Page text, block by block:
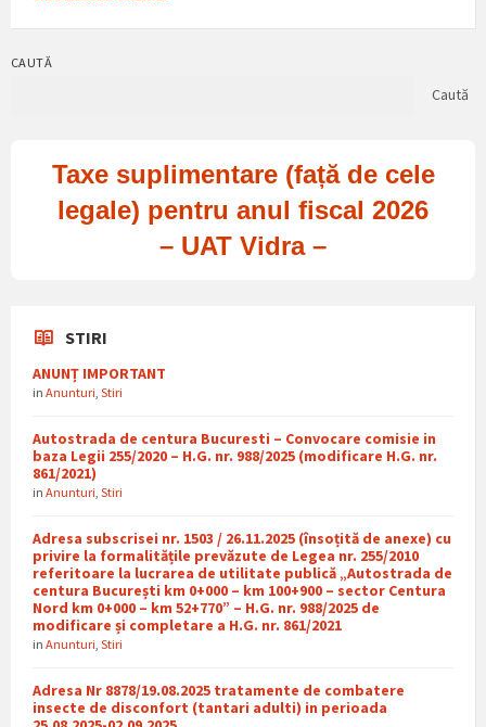
CAUTĂ
Caută
Taxe suplimentare (față de cele
legale) pentru anul fiscal 2026
– UAT Vidra –
STIRI
ANUNȚ IMPORTANT
in Anunturi Stiri
Autostrada de centura Bucuresti – Convocare comisie in
baza Legii 255/2020 – H.G. nr. 988/2025 (modificare H.G. nr.
861/2021)
in Anunturi Stiri
Adresa subscrisei nr. 1503 / 26.11.2025 (însoțită de anexe) cu
privire la formalitățile prevăzute de Legea nr. 255/2010
referitoare la lucrarea de utilitate publică „Autostrada de
centura București km 0+000 – km 100+900 – sector Centura
Nord km 0+000 – km 52+770” – H.G. nr. 988/2025 de
modificare și completare a H.G. nr. 861/2021
in Anunturi Stiri
Adresa Nr 8878/19.08.2025 tratamente de combatere
insecte de disconfort (tantari adulti) in perioada